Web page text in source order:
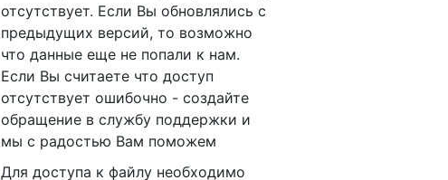
отсутствует. Если Вы обновлялись с
предыдущих версий, то возможно
что данные еще не попали к нам.
Если Вы считаете что доступ
отсутствует ошибочно - создайте
обращение в службу поддержки и
мы с радостью Вам поможем
Для доступа к файлу необходимо